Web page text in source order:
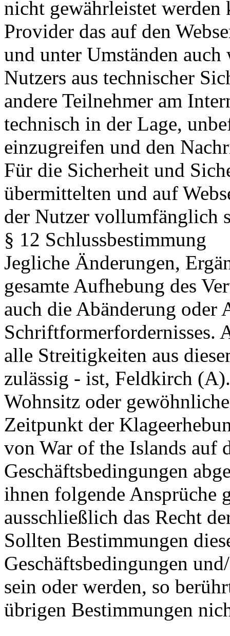
nicht gewährleistet werden
Provider das auf den
und unter Umständen auch
Nutzers aus technischer
andere Teilnehmer am
technisch in der Lage,
einzugreifen und den
Für die Sicherheit und
übermittelten und auf
der Nutzer vollumfänglich
§ 12 Schlussbestimmung
Jegliche Änderungen,
gesamte Aufhebung des
auch die Abänderung oder
Schriftformerfordernisses.
alle Streitigkeiten aus
zulässig - ist, Feldkirch
Wohnsitz oder
Zeitpunkt der
von War of the Islands auf
Geschäftsbedingungen
ihnen folgende Ansprüche
ausschließlich das Recht
Sollten Bestimmungen
Geschäftsbedingungen
sein oder werden, so
übrigen Bestimmungen